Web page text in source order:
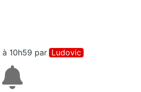
10h59 par Ludovic